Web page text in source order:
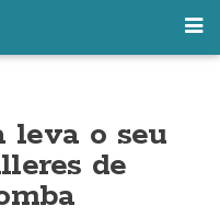
leva o seu
de